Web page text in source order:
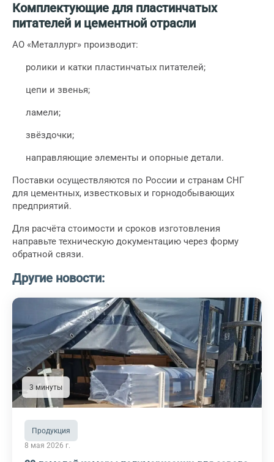
Комплектующие для пластинчатых
питателей и цементной отрасли
АО «Металлург» производит:
ролики и катки пластинчатых питателей;
цепи и звенья;
ламели;
звёздочки;
направляющие элементы и опорные детали.
Поставки осуществляются по России и странам СНГ
для цементных, известковых и горнодобывающих
предприятий.
Для расчёта стоимости и сроков изготовления
направьте техническую документацию через форму
обратной связи.
Другие новости:
3 минуты
Продукция
8 мая 2026 г.